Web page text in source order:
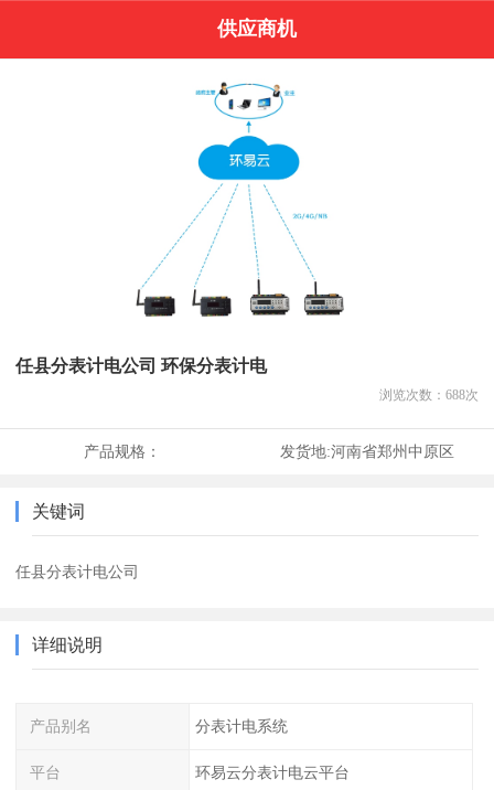
供应商机
任县分表计电公司 环保分表计电
浏览次数： 688次
产品规格： 发货地:河南省郑州中原区
关键词
任县分表计电公司
详细说明
产品别名 分表计电系统
平台 环易云分表计电云平台